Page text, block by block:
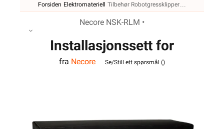
Forsiden Elektromateriell Tilbehør Robotgressklipper
Necore NSK-RLM •
Installasjonssett for
robotgressklippere
fra Necore Se/Still ett spørsmål ()